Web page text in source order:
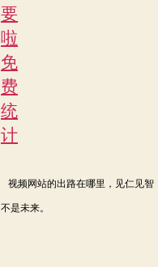
视频网站的出路在哪里，见仁见智
不是未来。